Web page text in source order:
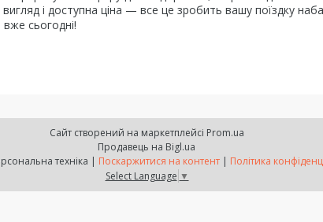
і доступна ціна — все це зробить вашу поїздку
сьогодні!
Сайт створений на маркетплейсі Prom.ua
Продавець на Bigl.ua
Факторія - персональна техніка | Поскаржитися на контент | Політика
Select Language ▼